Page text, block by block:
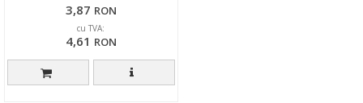
3,87 RON
cu TVA:
4,61 RON